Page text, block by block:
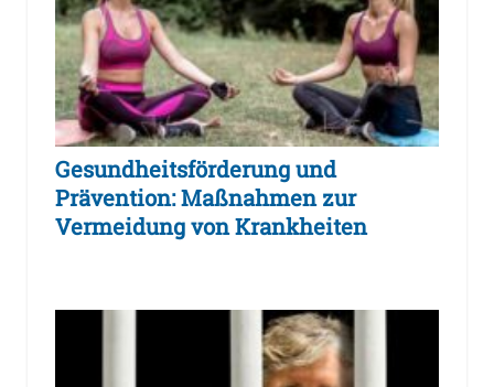
Gesundheitsförderung und
Prävention: Maßnahmen zur
Vermeidung von Krankheiten